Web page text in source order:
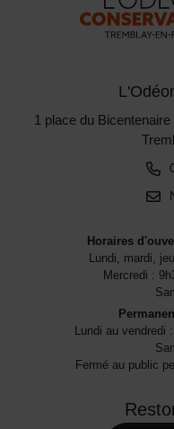
1 place du
Horaires
Lundi, mardi,
Mercredi :
Lundi au vendredi
Fermé au public